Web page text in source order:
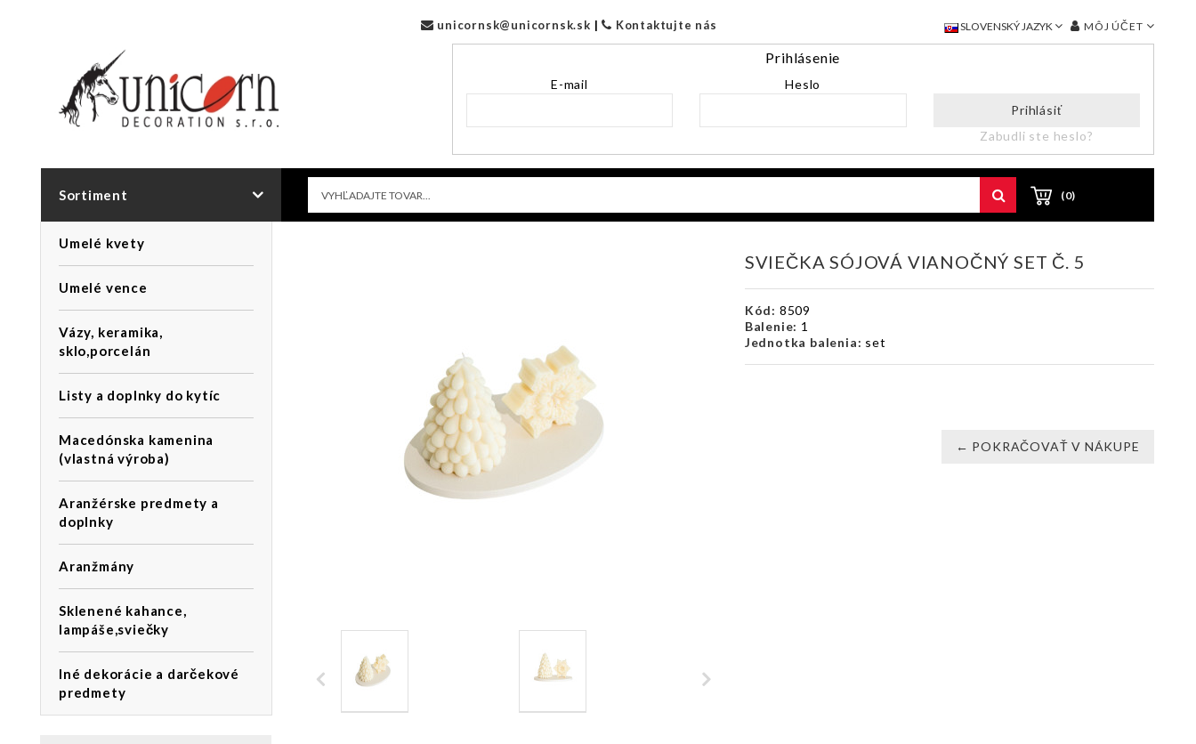
MÔJ ÚČET
SLOVENSKÝ JAZYK
unicornsk@unicornsk.sk | Kontaktujte nás
Prihlásenie
E-mail
Heslo
Prihlásiť
Zabudli ste heslo?
Sortiment (0)
Umelé kvety
Umelé vence
Vázy, keramika,
sklo,porcelán
Listy a doplnky do kytíc
Macedónska kamenina
(vlastná výroba)
Aranžérske predmety a
doplnky
Aranžmány
Sklenené kahance,
lampáše,sviečky
Iné dekorácie a darčekové
predmety
SVIEČKA SÓJOVÁ VIANOČNÝ SET Č. 5
Kód: 8509
Balenie: 1
Jednotka balenia: set
← POKRAČOVAŤ V NÁKUPE